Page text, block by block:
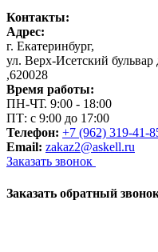
Контакты:
Адрес:
г. Екатеринбург,
ул. Верх-Исетский
,620028
Время работы:
ПН-ЧТ. 9:00 - 18:00
ПТ: с 9:00 до 17:00
Телефон: +7 (962) 319-41-
Email: zakaz2@askell.ru
Заказать звонок
Заказать обратный